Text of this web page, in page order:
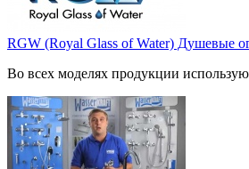
RGW (Royal Glass of Water) Душевые
Во всех моделях продукции